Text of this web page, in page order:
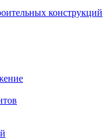
конструкций